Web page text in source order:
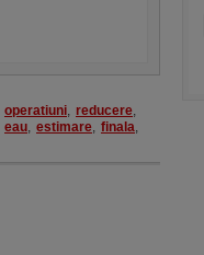
operatiuni, reducere,
eau, estimare, finala,